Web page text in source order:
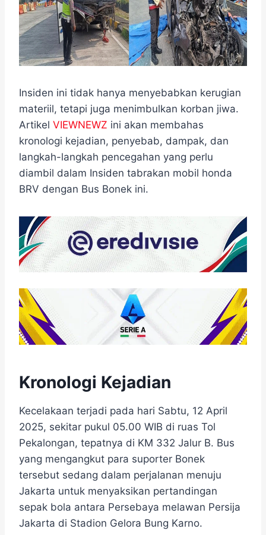
Insiden ini tidak hanya menyebabkan kerugian
materiil, tetapi juga menimbulkan korban jiwa.
Artikel VIEWNEWZ ini akan membahas
kronologi kejadian, penyebab, dampak, dan
langkah-langkah pencegahan yang perlu
diambil dalam Insiden tabrakan mobil honda
BRV dengan Bus Bonek ini.
Kronologi Kejadian
Kecelakaan terjadi pada hari Sabtu, 12 April
2025, sekitar pukul 05.00 WIB di ruas Tol
Pekalongan, tepatnya di KM 332 Jalur B. Bus
yang mengangkut para suporter Bonek
tersebut sedang dalam perjalanan menuju
Jakarta untuk menyaksikan pertandingan
sepak bola antara Persebaya melawan Persija
Jakarta di Stadion Gelora Bung Karno.